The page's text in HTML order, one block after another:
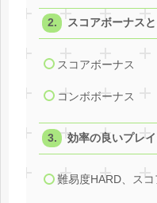
スコアボーナス
スコアボーナス
コンボボーナス
効率の良いプレ
難易度HARD、ス